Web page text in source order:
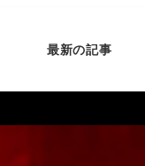
最新の記事